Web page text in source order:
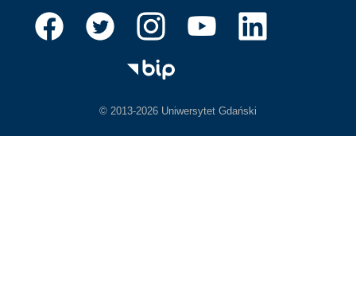
© 2013-2026 Uniwersytet Gdański